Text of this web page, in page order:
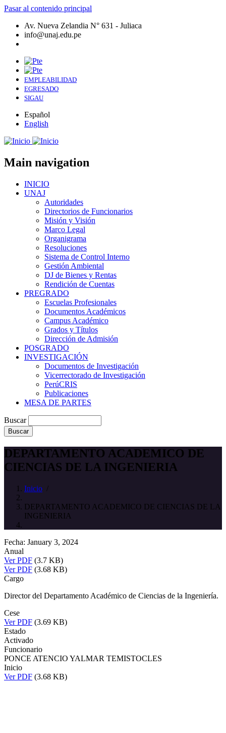
Pasar al contenido principal
Av. Nueva Zelandia N° 631 - Juliaca
info@unaj.edu.pe
EMPLEABILIDAD
EGRESADO
SIGAU
Español
English
Main navigation
INICIO
UNAJ
Autoridades
Directorios de Funcionarios
Misión y Visión
Marco Legal
Organigrama
Resoluciones
Sistema de Control Interno
Gestión Ambiental
DJ de Bienes y Rentas
Rendición de Cuentas
PREGRADO
Escuelas Profesionales
Documentos Académicos
Campus Académico
Grados y Títulos
Dirección de Admisión
POSGRADO
INVESTIGACIÓN
Documentos de Investigación
Vicerrectorado de Investigación
PerúCRIS
Publicaciones
MESA DE PARTES
Buscar
DEPARTAMENTO ACADEMICO DE
CIENCIAS DE LA INGENIERIA
Inicio /
DEPARTAMENTO ACADEMICO DE CIENCIAS DE LA
INGENIERIA
Fecha: January 3, 2024
Anual
Ver PDF (3.7 KB)
Ver PDF (3.68 KB)
Cargo
Director del Departamento Académico de Ciencias de la Ingeniería.
Cese
Ver PDF (3.69 KB)
Estado
Activado
Funcionario
PONCE ATENCIO YALMAR TEMISTOCLES
Inicio
Ver PDF (3.68 KB)